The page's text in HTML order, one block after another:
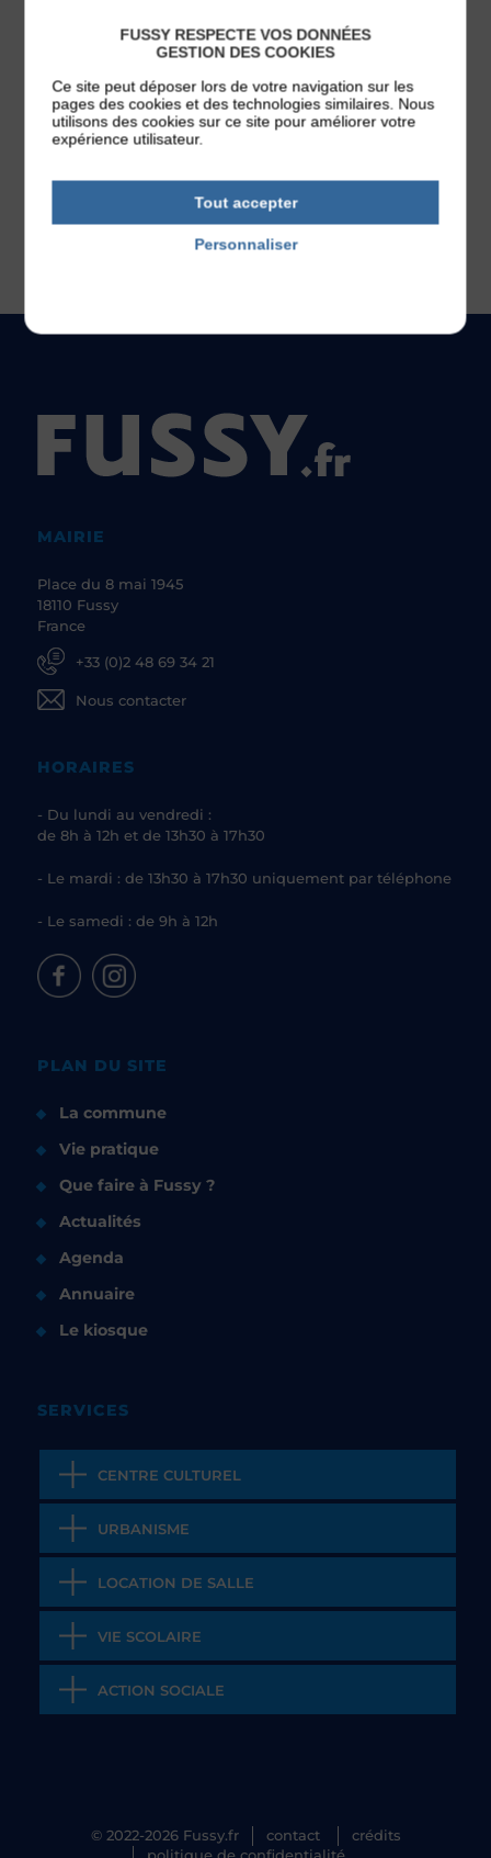
Patrimoine
Un peu d’histoire L’église Saint-Hilaire, dont la
construction commence au cours du XIIe [...]
MAIRIE
Place du 8 mai 1945
18110 Fussy
France
+33 (0)2 48 69 34 21
Nous contacter
HORAIRES
- Du lundi au vendredi :
de 8h à 12h et de 13h30 à 17h30
- Le mardi : de 13h30 à 17h30 uniquement par téléphone
- Le samedi : de 9h à 12h
PLAN DU SITE
La commune
Vie pratique
Que faire à Fussy ?
Actualités
Agenda
Annuaire
Le kiosque
SERVICES
CENTRE CULTUREL
URBANISME
LOCATION DE SALLE
VIE SCOLAIRE
ACTION SOCIALE
© 2022-2026 Fussy.fr contact
crédits
FUSSY RESPECTE VOS DONNÉES
GESTION DES COOKIES
Ce site peut déposer lors de votre navigation sur les
pages des cookies et des technologies similaires. Nous
utilisons des cookies sur ce site pour améliorer votre
expérience utilisateur.
Tout accepter
Personnaliser